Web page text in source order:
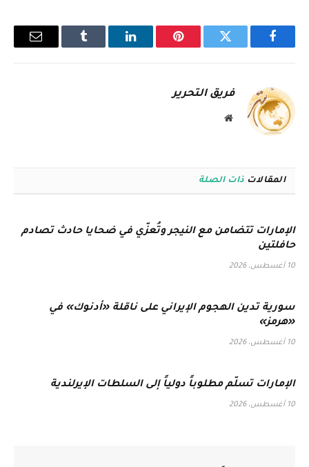
فيسبوك تويتر بينتيريستلينكدإن Tumblr
البريد
فريق التحرير
موقع
المقالات ذات الصلة
الإمارات تتضامن مع النيجر وتُعزّي في ضحايا حادث تصادم
حافلتين
10 أغسطس، 2026
سورية تدين الهجوم الإيراني على ناقلة «أدنوك» في
«هرمز» ‏
10 أغسطس، 2026
الإمارات تسلّم مطلوباً دولياً إلى السلطات الإيرلندية
10 أغسطس، 2026